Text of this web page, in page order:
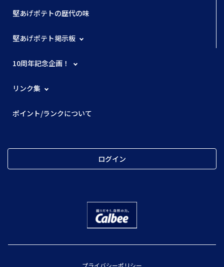
堅あげポテトの歴代の味
堅あげポテト掲示板
10周年記念企画！
リンク集
ポイント/ランクについて
ログイン
プライバシーポリシー